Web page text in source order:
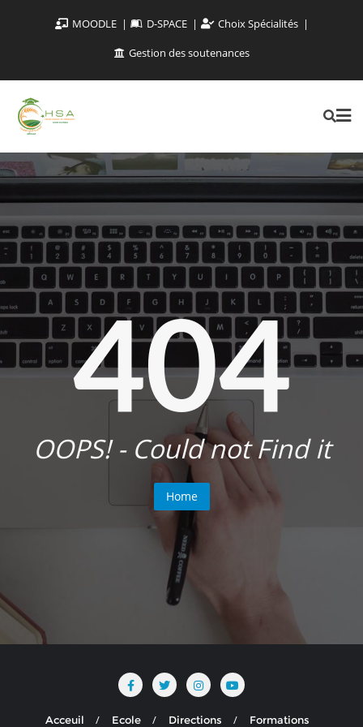
MOODLE D-SPACE
Choix Spécialités
Gestion des soutenances
404
OOPS! - Could not Find it
Home
Acceuil Ecole Directions Formations